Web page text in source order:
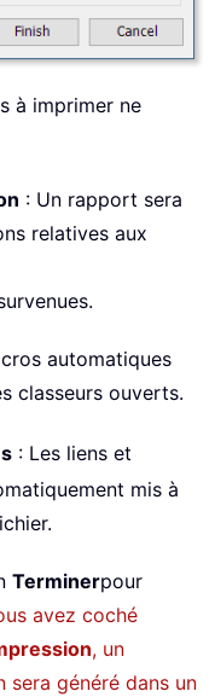
à imprimer ne
: Un rapport sera
relatives aux
automatiques
classeurs ouverts.
: Les liens et
mis à
Terminerpour
avez coché
, un
sera généré dans un